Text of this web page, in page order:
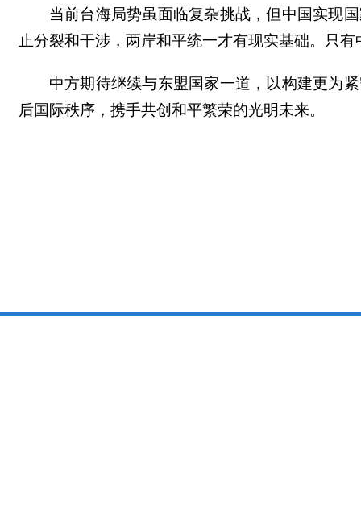
当前台海局势虽面临复杂挑战，但中国实现
止分裂和干涉，两岸和平统一才有现实基础。只
中方期待继续与东盟国家一道，以构建更为
后国际秩序，携手共创和平繁荣的光明未来。